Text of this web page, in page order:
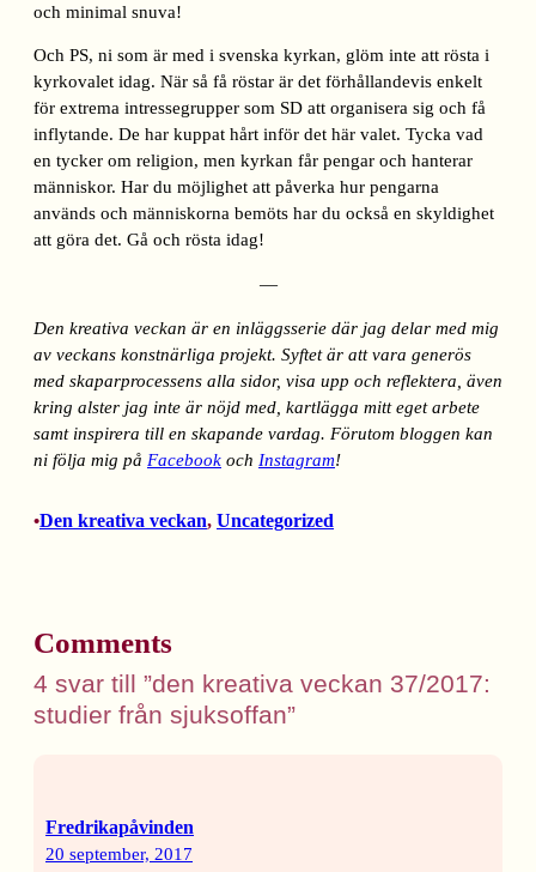
och minimal snuva!
Och PS, ni som är med i svenska kyrkan, glöm inte att rösta i
kyrkovalet idag. När så få röstar är det förhållandevis enkelt
för extrema intressegrupper som SD att organisera sig och få
inflytande. De har kuppat hårt inför det här valet. Tycka vad
en tycker om religion, men kyrkan får pengar och hanterar
människor. Har du möjlighet att påverka hur pengarna
används och människorna bemöts har du också en skyldighet
att göra det. Gå och rösta idag!
—
Den kreativa veckan är en inläggsserie där jag delar med mig
av veckans konstnärliga projekt. Syftet är att vara generös
med skaparprocessens alla sidor, visa upp och reflektera, även
kring alster jag inte är nöjd med, kartlägga mitt eget arbete
samt inspirera till en skapande vardag. Förutom bloggen kan
ni följa mig på Facebook och Instagram!
•Den kreativa veckan, Uncategorized
Comments
4 svar till ”den kreativa veckan 37/2017:
studier från sjuksoffan”
Fredrikapåvinden
20 september, 2017